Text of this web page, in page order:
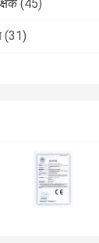
(45)
(31)